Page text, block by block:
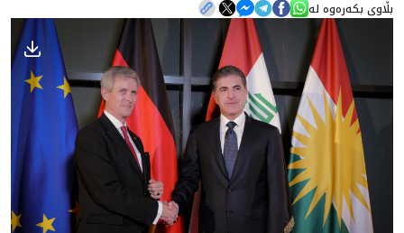
هه‌واڵ
گەلەری
بڵاوی بکەرەوە لە